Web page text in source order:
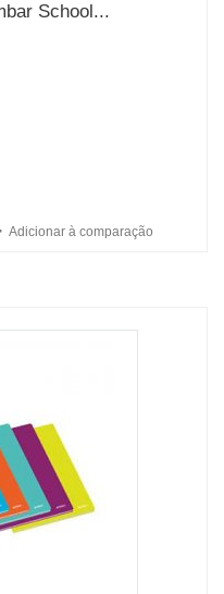
School...
Adicionar à comparação